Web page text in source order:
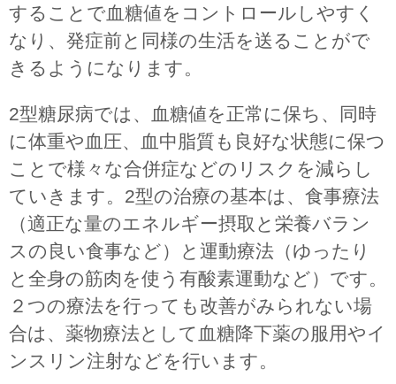
することで血糖値をコントロールしやすく
なり、発症前と同様の生活を送ることがで
きるようになります。
2型糖尿病では、血糖値を正常に保ち、同時
に体重や血圧、血中脂質も良好な状態に保つ
ことで様々な合併症などのリスクを減らし
ていきます。2型の治療の基本は、食事療法
（適正な量のエネルギー摂取と栄養バラン
スの良い食事など）と運動療法（ゆったり
と全身の筋肉を使う有酸素運動など）です。
２つの療法を行っても改善がみられない場
合は、薬物療法として血糖降下薬の服用やイ
ンスリン注射などを行います。